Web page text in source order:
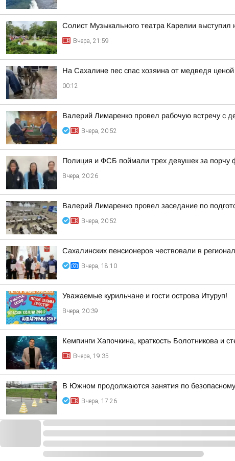
Солист Музыкального театра Карелии
Вчера, 21:59
На Сахалине пес спас хозяина от медведя
00:12
Валерий Лимаренко провел рабочую встречу с
Вчера, 20:52
Полиция и ФСБ поймали трех девушек за порчу
Вчера, 20:26
Валерий Лимаренко провел заседание по
Вчера, 20:52
Сахалинских пенсионеров чествовали в
Вчера, 18:10
Уважаемые курильчане и гости острова Итуруп!
Вчера, 20:39
Кемпинги Хапочкина, краткость Болотникова и
Вчера, 19:35
В Южном продолжаются занятия по
Вчера, 17:26